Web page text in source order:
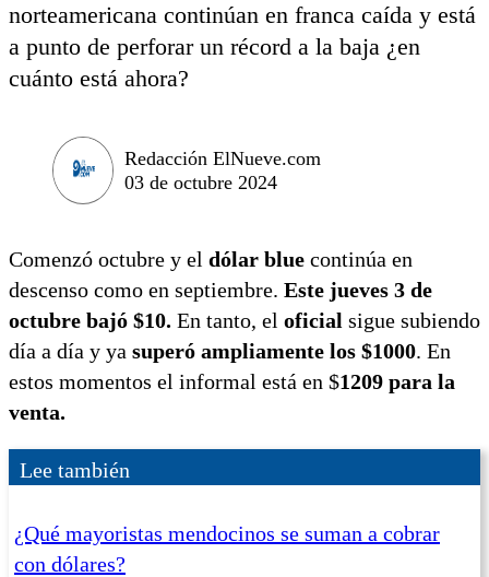
norteamericana continúan en franca caída y está
a punto de perforar un récord a la baja ¿en
cuánto está ahora?
Redacción ElNueve.com
03 de octubre 2024
Comenzó octubre y el dólar blue continúa en
descenso como en septiembre. Este jueves 3 de
octubre bajó $10. En tanto, el oficial sigue subiendo
día a día y ya superó ampliamente los $1000. En
estos momentos el informal está en $1209 para la
venta.
Lee también
¿Qué mayoristas mendocinos se suman a cobrar
con dólares?